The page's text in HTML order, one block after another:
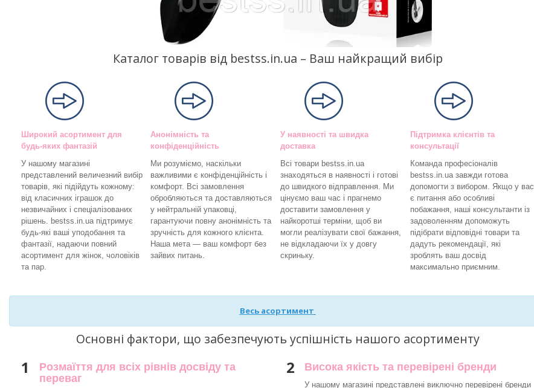
Каталог товарів від bestss.in.ua – Ваш найкращий вибір
Широкий асортимент для
будь-яких фантазій
У нашому магазині
представлений величезний вибір
товарів, які підійдуть кожному:
від класичних іграшок до
незвичайних і спеціалізованих
рішень. bestss.in.ua підтримує
будь-які ваші уподобання та
фантазії, надаючи повний
асортимент для жінок, чоловіків
та пар.
Анонімність та
конфіденційність
Ми розуміємо, наскільки
важливими є конфіденційність і
комфорт. Всі замовлення
обробляються та доставляються
у нейтральній упаковці,
гарантуючи повну анонімність та
зручність для кожного клієнта.
Наша мета — ваш комфорт без
зайвих питань.
У наявності та швидка
доставка
Всі товари bestss.in.ua
знаходяться в наявності і готові
до швидкого відправлення. Ми
цінуємо ваш час і прагнемо
доставити замовлення у
найкоротші терміни, щоб ви
могли реалізувати свої бажання,
не відкладаючи їх у довгу
скриньку.
Підтримка клієнтів та
консультації
Команда професіоналів
bestss.in.ua завжди готова
допомогти з вибором. Якщо у вас
є питання або особливі
побажання, наші консультанти із
задоволенням допоможуть
підібрати відповідні товари та
дадуть рекомендації, які
зроблять ваш досвід
максимально приємним.
Весь асортимент
Основні фактори, що забезпечують успішність нашого асортименту
1
Розмаїття для всіх рівнів досвіду та
переваг
2 Висока якість та перевірені бренди
У нашому магазині представлені виключно перевірені бренди